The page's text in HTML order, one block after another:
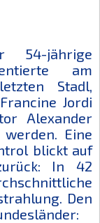
54-jährige
am
Stadl,
Jordi
Alexander
Eine
blickt auf
In 42
Den